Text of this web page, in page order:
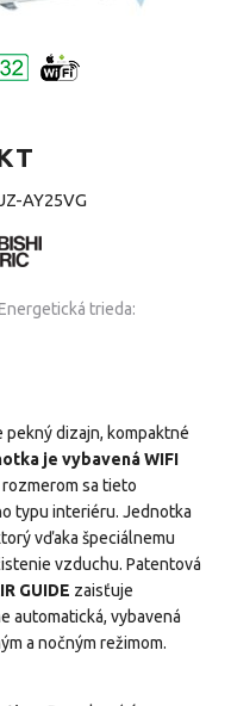
AY25VG
trieda:
pekný dizajn, kompaktné
je vybavená WIFI
sa tieto
typu interiéru. Jednotka
vďaka špeciálnemu
vzduchu. Patentová
GUIDE zaisťuje
automatická, vybavená
a nočným režimom.